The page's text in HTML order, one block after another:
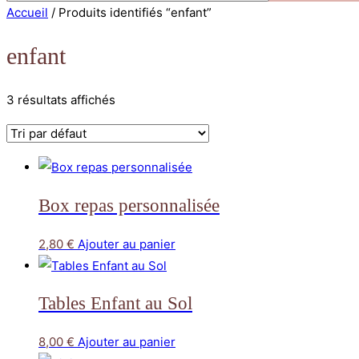
Accueil / Produits identifiés “enfant”
enfant
3 résultats affichés
Box repas personnalisée
2,80 € Ajouter au panier
Tables Enfant au Sol
8,00 € Ajouter au panier